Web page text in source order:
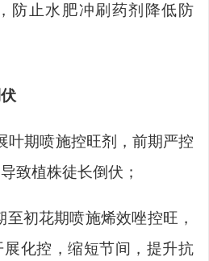
防止水肥冲刷药剂降低防
叶期喷施控旺剂，前期严控
致植株徒长倒伏；
至初花期喷施烯效唑控旺，
化控，缩短节间，提升抗